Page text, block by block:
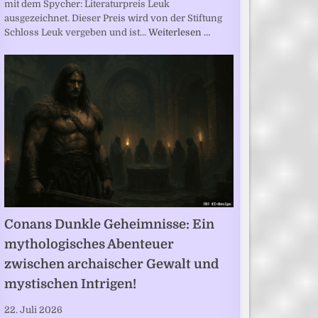
mit dem Spycher: Literaturpreis Leuk
ausgezeichnet. Dieser Preis wird von der Stiftung
Schloss Leuk vergeben und ist… Weiterlesen …
Conans Dunkle Geheimnisse: Ein
mythologisches Abenteuer
zwischen archaischer Gewalt und
mystischen Intrigen!
22. Juli 2026